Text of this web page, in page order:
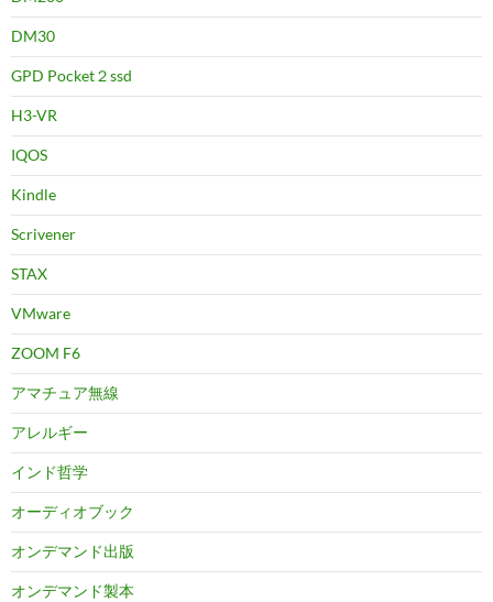
DM30
GPD Pocket２ssd
H3-VR
IQOS
Kindle
Scrivener
STAX
VMware
ZOOM F6
アマチュア無線
アレルギー
インド哲学
オーディオブック
オンデマンド出版
オンデマンド製本